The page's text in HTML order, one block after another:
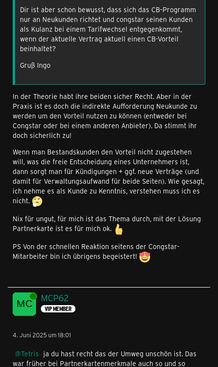
Dir ist aber schon bewusst, dass sich das CB-Programm
nur an Neukunden richtet und congstar seinen Kunden
als Kulanz bei einem Tarifwechsel entgegenkommt,
wenn der aktuelle Vertrag aktuell einen CB-Vorteil
beinhaltet?
Gruß Ingo
In der Theorie habt ihre beiden sicher Recht. Aber in der
Praxis ist es doch die indirekte Aufforderung Neukunde zu
werden um den Vorteil nutzen zu können (entweder bei
Congstar oder bei einem anderen Anbieter). Da stimmt ihr
doch sicherlich zu!
Wenn man Bestandskunden den Vorteil nicht zugestehen
will, was die freie Entscheidung eines Unternehmers ist,
dann sorgt man für Kündigungen + ggf. neue Verträge (und
damit für Verwaltungsaufwand für beide Seiten). Wie gesagt,
ich nehme es als Kunde zu Kenntnis, verstehen muss ich es
nicht.
Nix für ungut, für mich ist das Thema durch, mit der Lösung
Partnerkarte ist es für mich ok.
PS Von der schnellen Reaktion seitens der Congstar-
Mitarbeiter bin ich übrigens begeistert!
Online MCP62
VIP MEMBER
4. Juni 2025 um 18:01
Tetris ja du hast recht das der Umweg unschön ist. Das
war früher bei Partnerkartenmerkmale auch so und so